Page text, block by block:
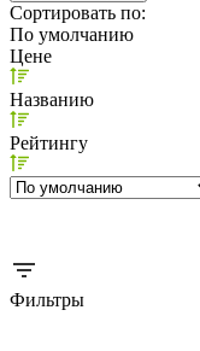
Сортировать по:
По умолчанию
Цене
Названию
Рейтингу
Фильтры